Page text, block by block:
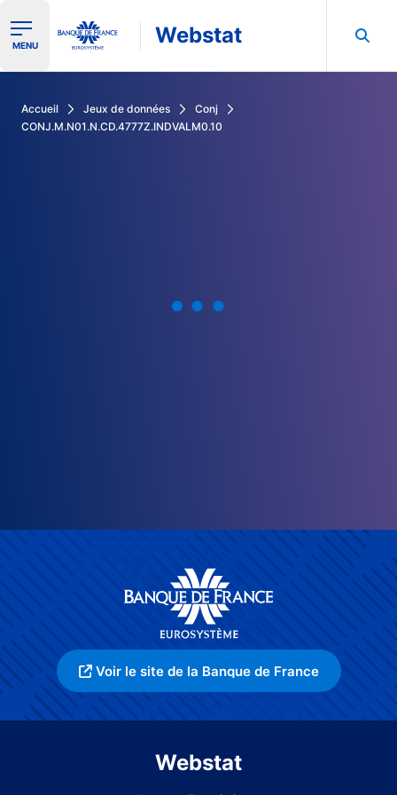
Ouvrir le menu de navigation
MENU Webstat
Accueil Jeux de données
Conj
CONJ.M.N01.N.CD.4777Z.INDVALM0.10
Voir le site de la Banque de France
Webstat